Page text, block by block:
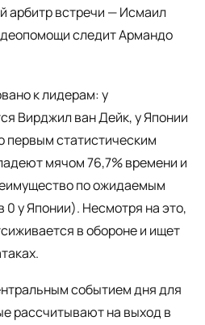
арбитр встречи — Исмаил
следит Армандо
к лидерам: у
Вирджил ван Дейк, у Японии
первым статистическим
мячом 76,7% времени и
по ожидаемым
0 у Японии). Несмотря на это,
в обороне и ищет
событием дня для
рассчитывают на выход в